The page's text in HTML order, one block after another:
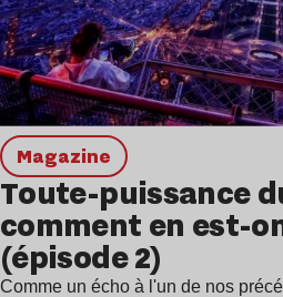
magazine
Toute-puissance
comment en est-
(épisode 2)
Comme un écho à l'un de nos